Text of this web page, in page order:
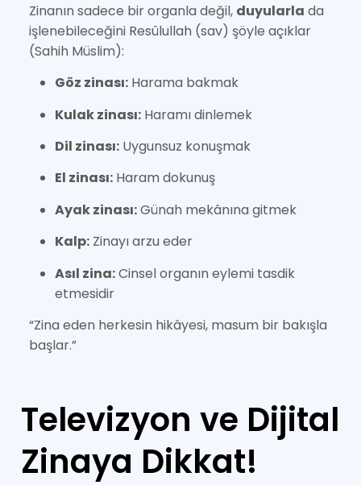
Zinanın sadece bir organla değil, duyularla da
işlenebileceğini Resûlullah (sav) şöyle açıklar
(Sahih Müslim):
Göz zinası: Harama bakmak
Kulak zinası: Haramı dinlemek
Dil zinası: Uygunsuz konuşmak
El zinası: Haram dokunuş
Ayak zinası:Günah mekânına gitmek
Kalp: Zinayı arzu eder
Asıl zina:Cinsel organın eylemi tasdik
etmesidir
“Zina eden herkesin hikâyesi, masum bir bakışla
başlar.”
Televizyon ve Dijital
Zinaya Dikkat!